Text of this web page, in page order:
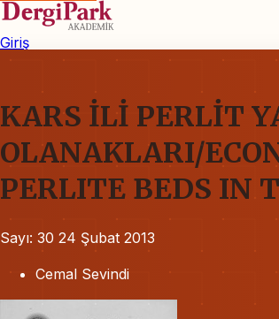
Giriş
KARS İLİ PERLİT
OLANAKLARI/
PERLITE BEDS IN
Sayı: 30 24 Şubat 2013
Cemal Sevindi